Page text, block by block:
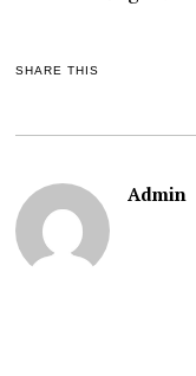
SHARE THIS
Admin